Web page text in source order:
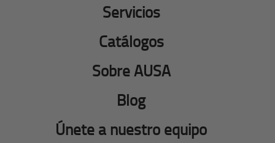
Servicios
Catálogos
Sobre AUSA
Blog
Únete a nuestro equipo